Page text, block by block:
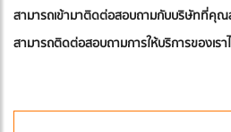
สามารถเข้ามาติดต่อสอบถามกับบริษัทที่คุณ
สามารถติดต่อสอบถามการให้บริการของเรา